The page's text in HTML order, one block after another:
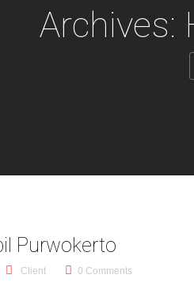
Archives:
Purwokerto
Client 0 Comments